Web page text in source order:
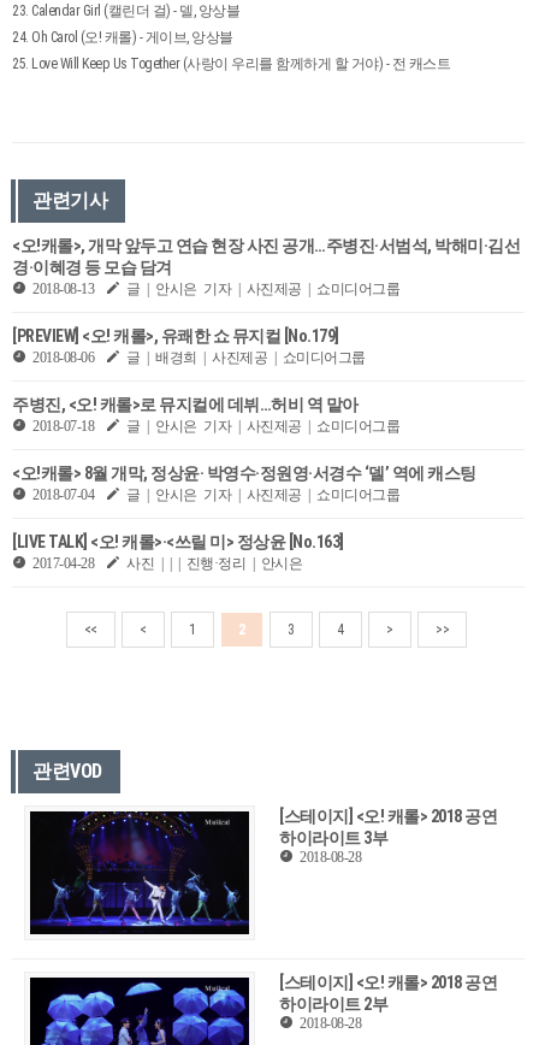
23. Calendar Girl (캘린더 걸) - 델, 앙상블
24. Oh Carol (오! 캐롤) - 게이브, 앙상블
25. Love Will Keep Us Together (사랑이 우리를 함께하게 할 거야) - 전 캐스트
관련기사
<오!캐롤>, 개막 앞두고 연습 현장 사진 공개…주병진·서범석, 박해미·김선
경·이혜경 등 모습 담겨
2018-08-13 글 | 안시은 기자 | 사진제공 | 쇼미디어그룹
[PREVIEW] <오! 캐롤>, 유쾌한 쇼 뮤지컬 [No.179]
2018-08-06 글 | 배경희 | 사진제공 | 쇼미디어그룹
주병진, <오! 캐롤>로 뮤지컬에 데뷔…허비 역 맡아
2018-07-18 글 | 안시은 기자 | 사진제공 | 쇼미디어그룹
<오!캐롤> 8월 개막, 정상윤· 박영수·정원영·서경수 ‘델’ 역에 캐스팅
2018-07-04 글 | 안시은 기자 | 사진제공 | 쇼미디어그룹
[LIVE TALK] <오! 캐롤>·<쓰릴 미> 정상윤 [No.163]
2017-04-28 사진 | | | 진행·정리 | 안시은
<< < 1 2 3 4 > >>
관련VOD
[스테이지] <오! 캐롤> 2018 공연
하이라이트 3부
2018-08-28
[스테이지] <오! 캐롤> 2018 공연
하이라이트 2부
2018-08-28